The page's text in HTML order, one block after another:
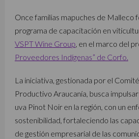
Once familias mapuches de Malleco
programa de capacitación en
VSPT Wine Group, en el marco del
Proveedores Indígenas” de Corfo.
La iniciativa, gestionada por el
Productivo Araucanía, busca
uva Pinot Noir en la región, con un
sostenibilidad, fortaleciendo las
de gestión empresarial de las